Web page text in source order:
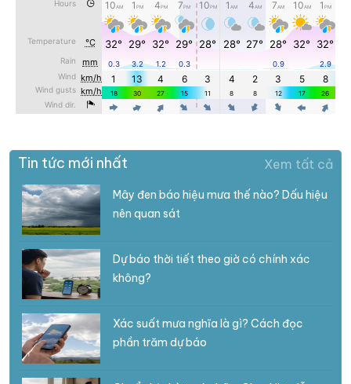
Tin tức mới nhất Xem tất cả
Mây đen báo hiệu mưa thế nào? Dấu hiệu
nên quan sát
Dự báo thời tiết theo giờ có chính xác
không?
Xác suất mưa nghĩa là gì? Cách đọc
phần trăm dự báo